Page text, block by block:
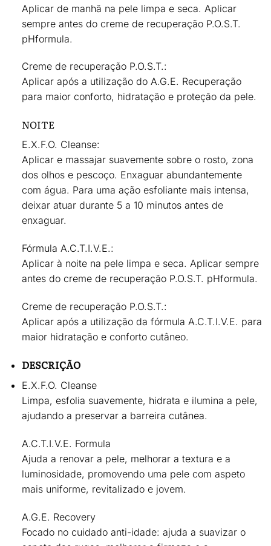
Aplicar de manhã na pele limpa e seca. Aplicar
sempre antes do creme de recuperação P.O.S.T.
pHformula.
Creme de recuperação P.O.S.T.:
Aplicar após a utilização do A.G.E. Recuperação
para maior conforto, hidratação e proteção da pele.
NOITE
E.X.F.O. Cleanse:
Aplicar e massajar suavemente sobre o rosto, zona
dos olhos e pescoço. Enxaguar abundantemente
com água. Para uma ação esfoliante mais intensa,
deixar atuar durante 5 a 10 minutos antes de
enxaguar.
Fórmula A.C.T.I.V.E.:
Aplicar à noite na pele limpa e seca. Aplicar sempre
antes do creme de recuperação P.O.S.T. pHformula.
Creme de recuperação P.O.S.T.:
Aplicar após a utilização da fórmula A.C.T.I.V.E. para
maior hidratação e conforto cutâneo.
DESCRIÇÃO
E.X.F.O. Cleanse
Limpa, esfolia suavemente, hidrata e ilumina a pele,
ajudando a preservar a barreira cutânea.
A.C.T.I.V.E. Formula
Ajuda a renovar a pele, melhorar a textura e a
luminosidade, promovendo uma pele com aspeto
mais uniforme, revitalizado e jovem.
A.G.E. Recovery
Focado no cuidado anti-idade: ajuda a suavizar o